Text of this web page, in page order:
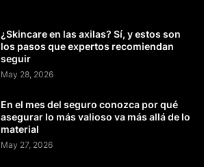
¿Skincare en las axilas? Sí, y estos son
los pasos que expertos recomiendan
seguir
May 28, 2026
En el mes del seguro conozca por qué
asegurar lo más valioso va más allá de lo
material
May 27, 2026